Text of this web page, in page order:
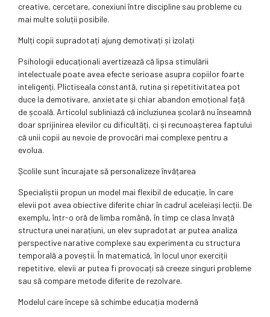
creative, cercetare, conexiuni între discipline sau probleme cu
mai multe soluții posibile.
Mulți copii supradotați ajung demotivați și izolați
Psihologii educaționali avertizează că lipsa stimulării
intelectuale poate avea efecte serioase asupra copiilor foarte
inteligenți. Plictiseala constantă, rutina și repetitivitatea pot
duce la demotivare, anxietate și chiar abandon emoțional față
de școală. Articolul subliniază că incluziunea școlară nu înseamnă
doar sprijinirea elevilor cu dificultăți, ci și recunoașterea faptului
că unii copii au nevoie de provocări mai complexe pentru a
evolua.
Școlile sunt încurajate să personalizeze învățarea
Specialiștii propun un model mai flexibil de educație, în care
elevii pot avea obiective diferite chiar în cadrul aceleiași lecții. De
exemplu, într-o oră de limba română, în timp ce clasa învață
structura unei narațiuni, un elev supradotat ar putea analiza
perspective narative complexe sau experimenta cu structura
temporală a poveștii. În matematică, în locul unor exerciții
repetitive, elevii ar putea fi provocați să creeze singuri probleme
sau să compare metode diferite de rezolvare.
Modelul care începe să schimbe educația modernă